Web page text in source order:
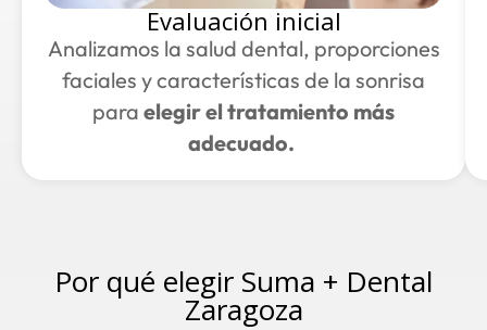
Evaluación inicial
Analizamos la salud dental, proporciones
faciales y características de la sonrisa
para elegir el tratamiento más
adecuado.
Por qué elegir Suma + Dental
Zaragoza